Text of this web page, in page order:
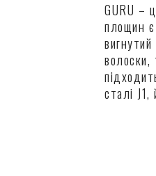
GURU –
площин є
волоски,
сталі